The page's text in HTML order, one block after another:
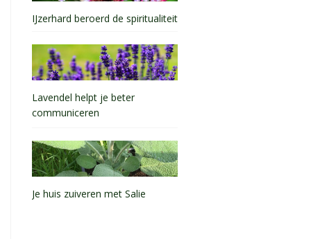
IJzerhard beroerd de spiritualiteit
Lavendel helpt je beter
communiceren
Je huis zuiveren met Salie